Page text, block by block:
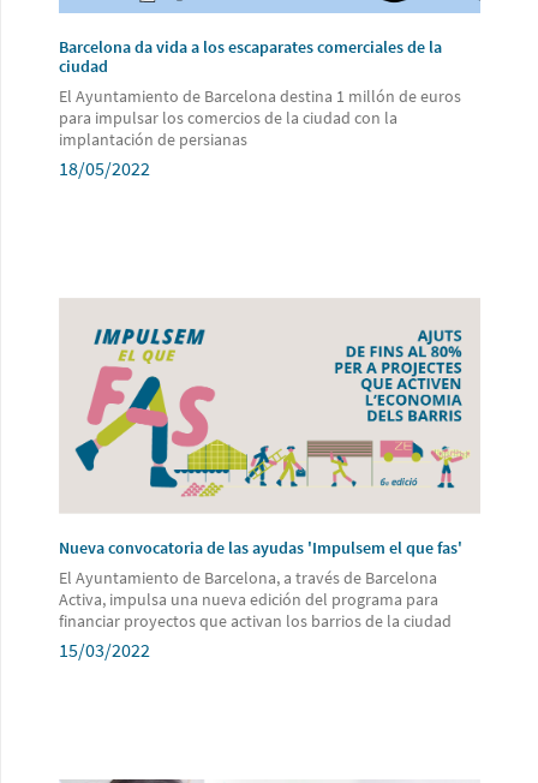
Barcelona da vida a los escaparates comerciales de la
ciudad
El Ayuntamiento de Barcelona destina 1 millón de euros
para impulsar los comercios de la ciudad con la
implantación de persianas
18/05/2022
Nueva convocatoria de las ayudas 'Impulsem el que fas'
El Ayuntamiento de Barcelona, ​​a través de Barcelona
Activa, impulsa una nueva edición del programa para
financiar proyectos que activan los barrios de la ciudad
15/03/2022